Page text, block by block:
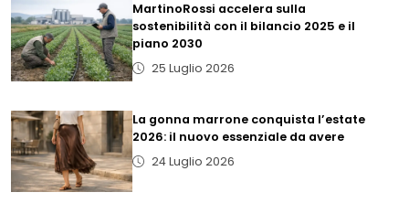
MartinoRossi accelera sulla
sostenibilità con il bilancio 2025 e il
piano 2030
25 Luglio 2026
La gonna marrone conquista l’estate
2026: il nuovo essenziale da avere
24 Luglio 2026